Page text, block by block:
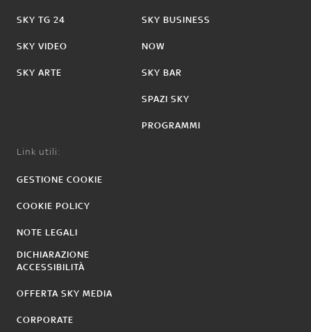
SKY TG 24
SKY VIDEO
SKY ARTE
SKY BUSINESS
NOW
SKY BAR
SPAZI SKY
PROGRAMMI
Link utili:
GESTIONE COOKIE
COOKIE POLICY
NOTE LEGALI
DICHIARAZIONE
ACCESSIBILITÀ
OFFERTA SKY MEDIA
CORPORATE